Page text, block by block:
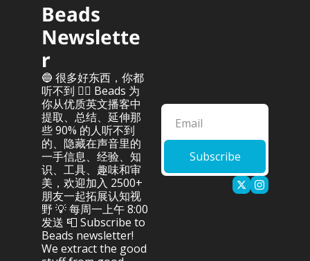
Beads
Newslette
r
🔵 很多好东西，你都
听不到 👂🏻 Beads 为
你从优质英文播客中
提取、总结、延伸那
些 90% 的人听不到
的、隐藏在声音里的
一手信息、经验、知
识、工具、趣味和审
美，欢迎加入 2500+
朋友一起拓展认知视
野 💡 每周一上午 8:00
发送 📮 Subscribe to
Beads newsletter!
We extract the good
Subscribe